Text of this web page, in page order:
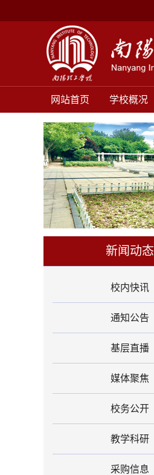
网站首页 学校概况
新闻动态
校内快讯
通知公告
基层直播
媒体聚焦
校务公开
教学科研
采购信息